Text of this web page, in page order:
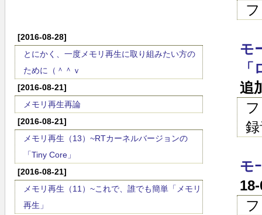
[2016-08-28]
とにかく、一度メモリ再生に取り組みたい方の
ために（＾＾ｖ
[2016-08-21]
メモリ再生再論
[2016-08-21]
メモリ再生（13）~RTカーネルバージョンの
「Tiny Core」
[2016-08-21]
メモリ再生（11）~これで、誰でも簡単「メモリ
再生」
モ
追
モ